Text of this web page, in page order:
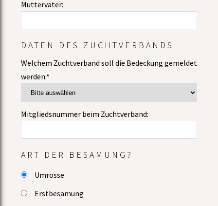
Muttervater:
DATEN DES ZUCHTVERBANDS
Welchem Zuchtverband soll die Bedeckung gemeldet
werden:*
Mitgliedsnummer beim Zuchtverband:
ART DER BESAMUNG?
Umrosse
Erstbesamung